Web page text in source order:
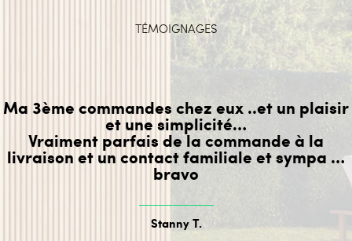
TÉMOIGNAGES
Ma 3ème commandes chez eux ..et un plaisir
et une simplicité…
Vraiment parfais de la commande à la
livraison et un contact familiale et sympa …
bravo
Stanny T.